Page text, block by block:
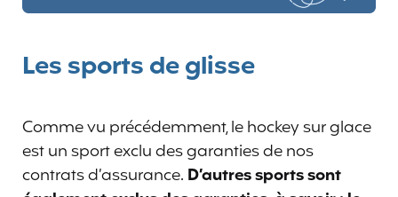
Les sports de glisse
Comme vu précédemment, le hockey sur glace
est un sport exclu des garanties de nos
contrats d’assurance. D’autres sports sont